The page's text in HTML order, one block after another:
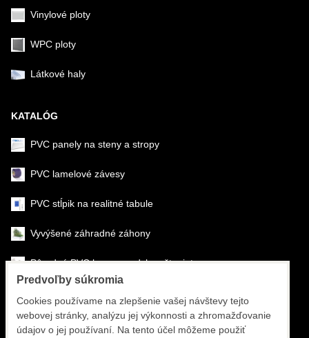
Vinylové ploty
WPC ploty
Látkové haly
KATALÓG
PVC panely na steny a stropy
PVC lamelové závesy
PVC stĺpik na realitné tabule
Vyvýšené záhradné záhony
Pôrodné PVC boxy na odchov šteniat
Športové systémy
Predvoľby súkromia
Cookies používame na zlepšenie vašej návštevy tejto
webovej stránky, analýzu jej výkonnosti a zhromažďovanie
údajov o jej používaní. Na tento účel môžeme použiť